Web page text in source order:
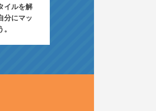
イルを解
分にマッ